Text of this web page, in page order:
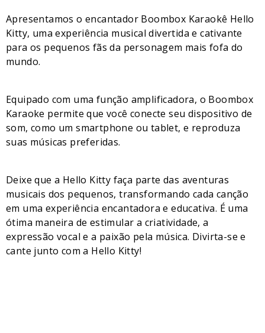
Apresentamos o encantador Boombox Karaokê Hello
Kitty, uma experiência musical divertida e cativante
para os pequenos fãs da personagem mais fofa do
mundo.
Equipado com uma função amplificadora, o Boombox
Karaoke permite que você conecte seu dispositivo de
som, como um smartphone ou tablet, e reproduza
suas músicas preferidas.
Deixe que a Hello Kitty faça parte das aventuras
musicais dos pequenos, transformando cada canção
em uma experiência encantadora e educativa. É uma
ótima maneira de estimular a criatividade, a
expressão vocal e a paixão pela música. Divirta-se e
cante junto com a Hello Kitty!